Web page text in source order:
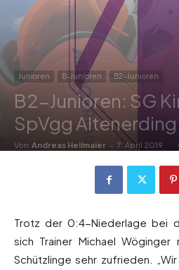
Junioren B-Junioren B2-Junioren
B2-Junioren: SG
SpVgg
Von Andreas Heilmaier - 7. April 2019
Trotz der 0:4-Niederlage bei
sich Trainer Michael
Schützlinge sehr zufrieden.